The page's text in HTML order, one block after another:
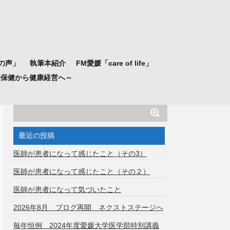
声」 執筆本紹介
FM愛媛「care of life」
健から健康経営へ～
最近の投稿
医師が患者になって感じたこと（その3）
医師が患者になって感じたこと（その２）
医師が患者になって気づいたこと
2026年8月 ブログ再開 ネクストステージへ
毎年恒例 2024年度愛媛大学医学部特別講義